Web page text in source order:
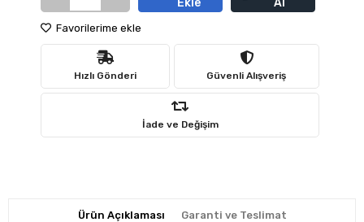
Favorilerime ekle
Hızlı Gönderi Güvenli Alışveriş
İade ve Değişim
Ürün Açıklaması Garanti ve Teslimat